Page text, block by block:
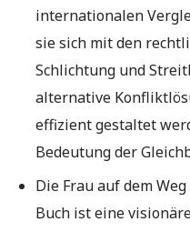
internationalen
sie sich mit den
Schlichtung und
alternative
effizient gestaltet
Bedeutung der
Die Frau auf dem
Buch ist eine